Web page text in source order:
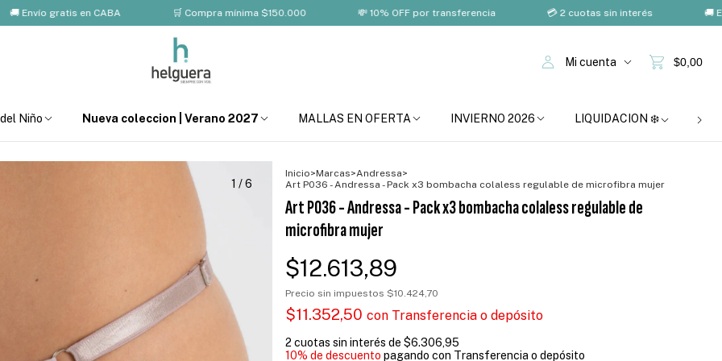
gratis en CABA 🛒 Compra mínima $150.000 💸 10% OFF por transferencia 💳 2 cuotas sin interés 🚚 Envío
Mi cuenta $0,00
del Niño Nueva coleccion | Verano 2027 MALLAS EN OFERTA INVIERNO 2026 LIQUIDACION ❄️
1 /6
Inicio>Marcas>Andressa>
Art P036 - Andressa - Pack x3 bombacha colaless regulable de microfibra mujer
Art P036 - Andressa - Pack x3 bombacha colaless regulable de
microfibra mujer
$12.613,89
Precio sin impuestos $10.424,70
$11.352,50 con Transferencia o depósito
2 cuotas sin interés de $6.306,95
10% de descuento pagando con Transferencia o depósito